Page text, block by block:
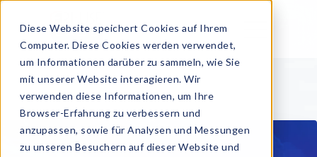
Diese Website speichert Cookies auf Ihrem
Computer. Diese Cookies werden verwendet,
um Informationen darüber zu sammeln, wie Sie
mit unserer Website interagieren. Wir
verwenden diese Informationen, um Ihre
Browser-Erfahrung zu verbessern und
anzupassen, sowie für Analysen und Messungen
zu unseren Besuchern auf dieser Website und